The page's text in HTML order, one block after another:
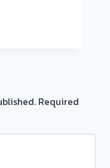
Required